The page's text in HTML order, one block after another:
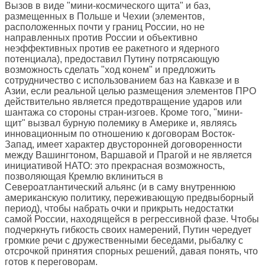
Вызов в виде "мини-космического щита" и баз,
размещенных в Польше и Чехии (элементов,
расположенных почти у границ России, но не
направленных против России и объективно
неэффективных против ее ракетного и ядерного
потенциала), предоставил Путину потрясающую
возможность сделать "ход конем" и предложить
сотрудничество с использованием баз на Кавказе и в
Азии, если реальной целью размещения элементов ПРО
действительно является предотвращение ударов или
шантажа со стороны стран-изгоев. Кроме того, "мини-
щит" вызвал бурную полемику в Америке и, являясь
инновационным по отношению к договорам Восток-
Запад, имеет характер двусторонней договоренности
между Вашингтоном, Варшавой и Прагой и не является
инициативой НАТО: это прекрасная возможность,
позволяющая Кремлю вклиниться в
Североатлантический альянс (и в саму внутреннюю
американскую политику, переживающую предвыборный
период), чтобы набрать очки и прикрыть недостатки
самой России, находящейся в регрессивной фазе. Чтобы
подчеркнуть гибкость своих намерений, Путин чередует
громкие речи с дружественными беседами, рыбалку с
отсрочкой принятия спорных решений, давая понять, что
готов к переговорам.